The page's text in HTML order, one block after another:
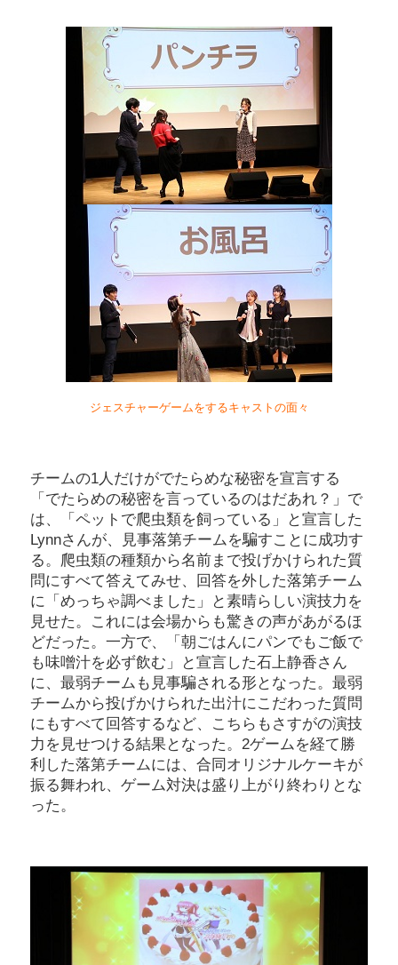
ジェスチャーゲームをするキャストの面々
チームの1人だけがでたらめな秘密を宣言する
「でたらめの秘密を言っているのはだあれ？」で
は、「ペットで爬虫類を飼っている」と宣言した
Lynnさんが、見事落第チームを騙すことに成功す
る。爬虫類の種類から名前まで投げかけられた質
問にすべて答えてみせ、回答を外した落第チーム
に「めっちゃ調べました」と素晴らしい演技力を
見せた。これには会場からも驚きの声があがるほ
どだった。一方で、「朝ごはんにパンでもご飯で
も味噌汁を必ず飲む」と宣言した石上静香さん
に、最弱チームも見事騙される形となった。最弱
チームから投げかけられた出汁にこだわった質問
にもすべて回答するなど、こちらもさすがの演技
力を見せつける結果となった。2ゲームを経て勝
利した落第チームには、合同オリジナルケーキが
振る舞われ、ゲーム対決は盛り上がり終わりとな
った。